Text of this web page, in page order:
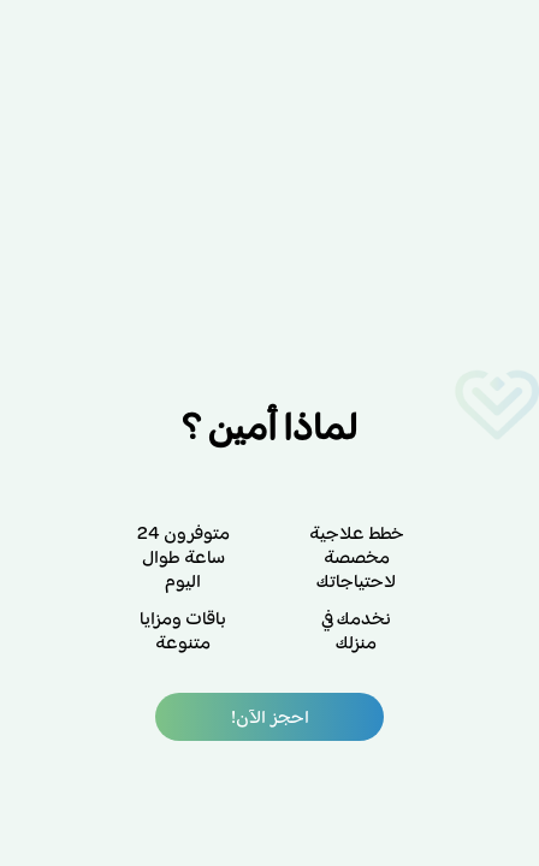
لماذا أمين ؟
خطط علاجية
مخصصة
لاحتياجاتك
متوفرون 24
ساعة طوال
اليوم
نخدمك في
منزلك
باقات ومزايا
متنوعة
احجز الآن!